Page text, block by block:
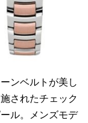
ンベルトが美し
されたチェック
ル。メンズモデ